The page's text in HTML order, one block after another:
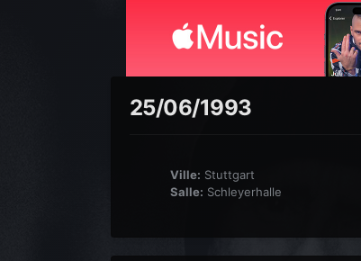
25/06/1993
Ville: Stuttgart
Salle: Schleyerhalle